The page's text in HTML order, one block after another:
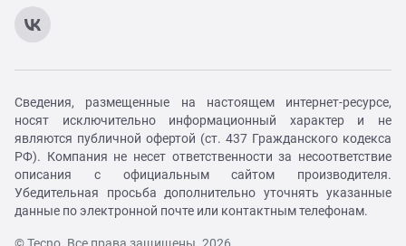
Сведения, размещенные на настоящем интернет-ресурсе,
носят исключительно информационный характер и не
являются публичной офертой (ст. 437 Гражданского кодекса
РФ). Компания не несет ответственности за несоответствие
описания с официальным сайтом производителя.
Убедительная просьба дополнительно уточнять указанные
данные по электронной почте или контактным телефонам.